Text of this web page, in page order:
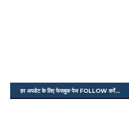
हर अपडेट के लिए फेसबुक पेज FOLLOW करें...